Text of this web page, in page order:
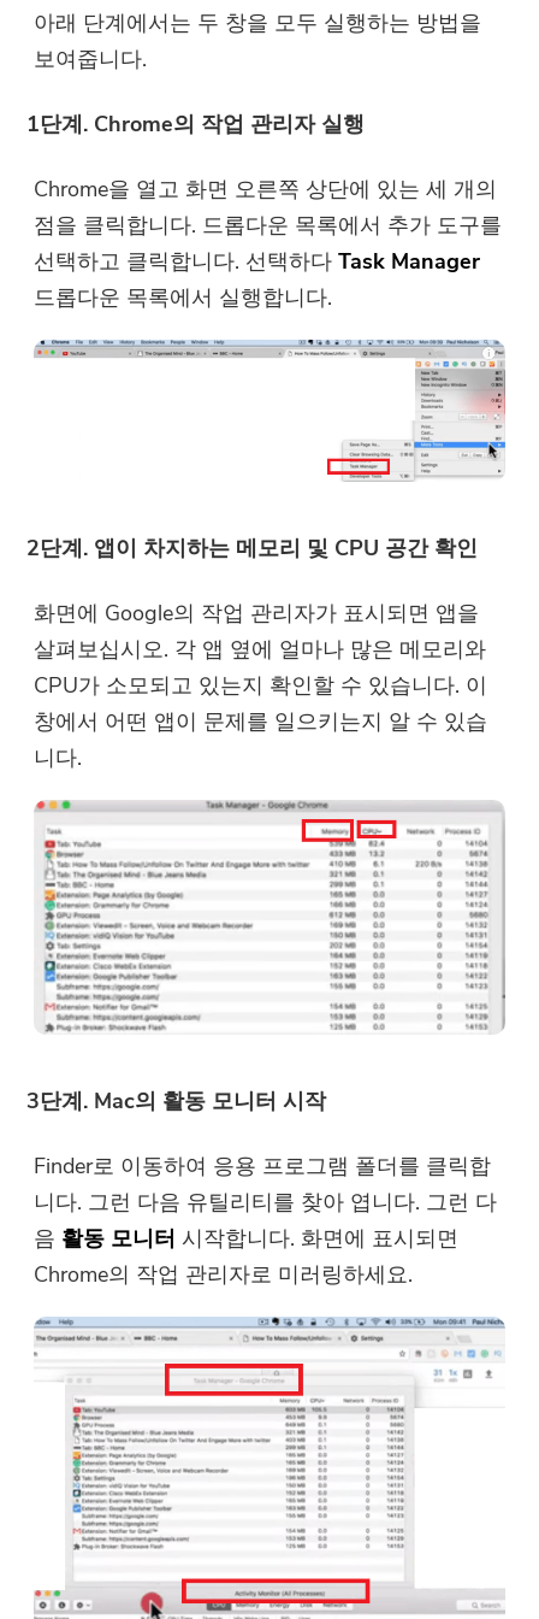
아래 단계에서는 두 창을 모두 실행하는 방법을
보여줍니다.
1단계. Chrome의 작업 관리자 실행
Chrome을 열고 화면 오른쪽 상단에 있는 세 개의
점을 클릭합니다. 드롭다운 목록에서 추가 도구를
선택하고 클릭합니다. 선택하다Task Manager
드롭다운 목록에서 실행합니다.
2단계. 앱이 차지하는 메모리 및 CPU 공간 확인
화면에 Google의 작업 관리자가 표시되면 앱을
살펴보십시오. 각 앱 옆에 얼마나 많은 메모리와
CPU가 소모되고 있는지 확인할 수 있습니다. 이
창에서 어떤 앱이 문제를 일으키는지 알 수 있습
니다.
3단계. Mac의 활동 모니터 시작
Finder로 이동하여 응용 프로그램 폴더를 클릭합
니다. 그런 다음 유틸리티를 찾아 엽니다. 그런 다
음 활동 모니터 시작합니다. 화면에 표시되면
Chrome의 작업 관리자로 미러링하세요.
iMyMac 앱에 대한 최고의 거래
및 뉴스를 구독하십시오.
이 소프트웨어는 Mac에서만 다
운로드하여 사용할 수 있습니다.
드 링크와 쿠폰 코드를 받을 수
려면 다음을 클릭하십시오.저장.
유효한 이메일 주소를 입력하십시오.
구독해주셔서 감사합니다!
구독해주셔서 감사합니다!
다운로드 링크와 쿠폰 코드가 이메일
user@email.com으로 전송되었습니
다. 버튼을 클릭하여 소프트웨어를 직
지금 구매하